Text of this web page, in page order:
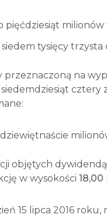
pięćdziesiąt
tysięcy
przeznaczoną na
dziewiętnaście
objętych
w wysokości 18,00
15 lipca 2016